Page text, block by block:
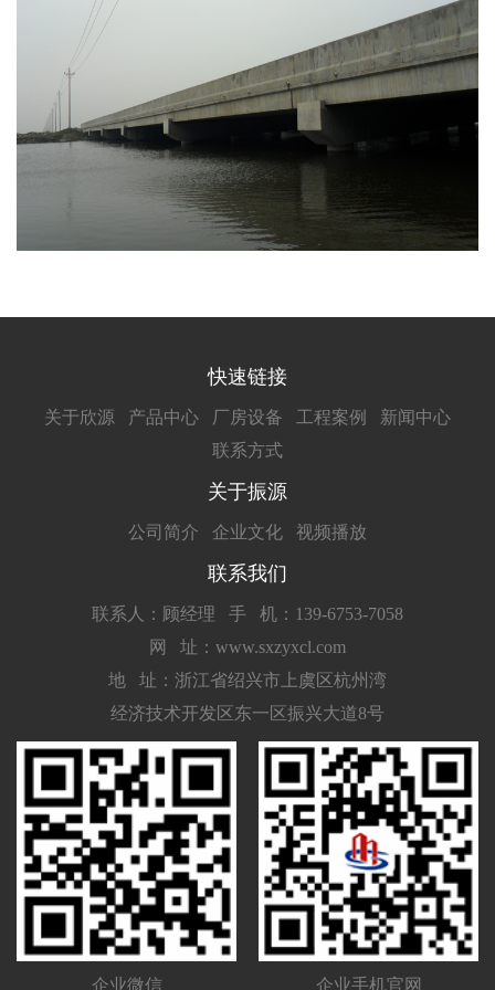
快速链接
关于欣源 产品中心 厂房设备 工程案例
新闻中心
联系方式
关于振源
公司简介 企业文化 视频播放
联系我们
联系人：顾经理
手 机：139-6753-7058
网 址：www.sxzyxcl.com
地 址：浙江省绍兴市上虞区杭州湾
经济技术开发区东一区振兴大道8号
企业微信 企业手机官网